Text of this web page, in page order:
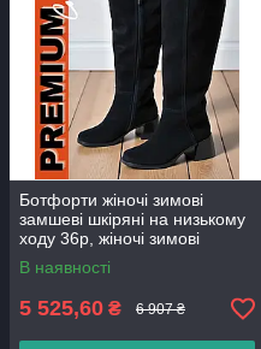
Ботфорти жіночі зимові
замшеві шкіряні на низькому
ходу 36р, жіночі зимові
чоботи ботфорти на товстому
каблуці
В наявності
5 525,60 ₴ 6 907 ₴